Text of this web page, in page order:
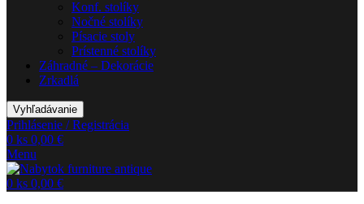
Konf. stolíky
Nočné stolíky
Písacie stoly
Prístenné stolíky
Záhradné – Dekorácie
Zrkadlá
Vyhľadávanie
Prihlásenie / Registrácia
0 ks 0,00 €
Menu
0 ks 0,00 €